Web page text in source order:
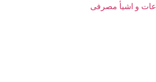
و اشیا‌ٔ مصرفی